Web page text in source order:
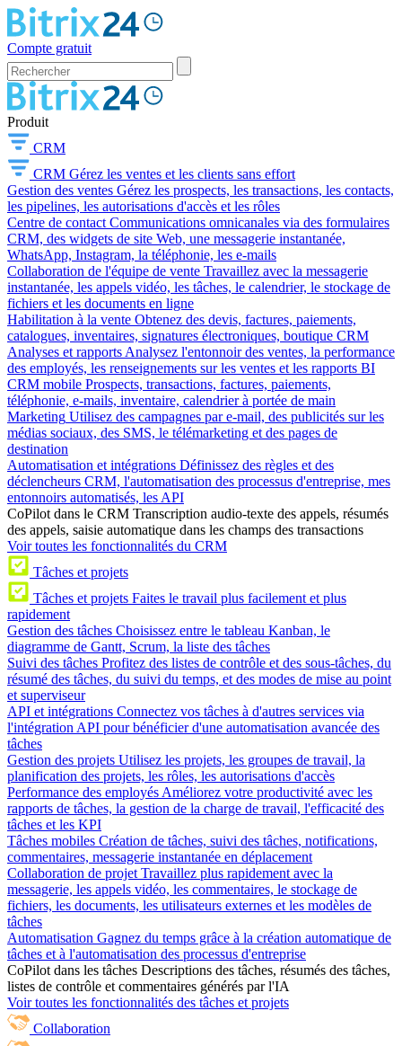
Compte gratuit
Produit
CRM
CRM Gérez les ventes et les clients sans effort
Gestion des ventes Gérez les prospects, les transactions, les contacts,
les pipelines, les autorisations d'accès et les rôles
Centre de contact Communications omnicanales via des formulaires
CRM, des widgets de site Web, une messagerie instantanée,
WhatsApp, Instagram, la téléphonie, les e-mails
Collaboration de l'équipe de vente Travaillez avec la messagerie
instantanée, les appels vidéo, les tâches, le calendrier, le stockage de
fichiers et les documents en ligne
Habilitation à la vente Obtenez des devis, factures, paiements,
catalogues, inventaires, signatures électroniques, boutique CRM
Analyses et rapports Analysez l'entonnoir des ventes, la performance
des employés, les renseignements sur les ventes et les rapports BI
CRM mobile Prospects, transactions, factures, paiements,
téléphonie, e-mails, inventaire, calendrier à portée de main
Marketing Utilisez des campagnes par e-mail, des publicités sur les
médias sociaux, des SMS, le télémarketing et des pages de
destination
Automatisation et intégrations Définissez des règles et des
déclencheurs CRM, l'automatisation des processus d'entreprise, mes
entonnoirs automatisés, les API
CoPilot dans le CRM Transcription audio-texte des appels, résumés
des appels, saisie automatique dans les champs des transactions
Voir toutes les fonctionnalités du CRM
Tâches et projets
Tâches et projets Faites le travail plus facilement et plus
rapidement
Gestion des tâches Choisissez entre le tableau Kanban, le
diagramme de Gantt, Scrum, la liste des tâches
Suivi des tâches Profitez des listes de contrôle et des sous-tâches, du
résumé des tâches, du suivi du temps, et des modes de mise au point
et superviseur
API et intégrations Connectez vos tâches à d'autres services via
l'intégration API pour bénéficier d'une automatisation avancée des
tâches
Gestion des projets Utilisez les projets, les groupes de travail, la
planification des projets, les rôles, les autorisations d'accès
Performance des employés Améliorez votre productivité avec les
rapports de tâches, la gestion de la charge de travail, l'efficacité des
tâches et les KPI
Tâches mobiles Création de tâches, suivi des tâches, notifications,
commentaires, messagerie instantanée en déplacement
Collaboration de projet Travaillez plus rapidement avec la
messagerie, les appels vidéo, les commentaires, le stockage de
fichiers, les documents, les utilisateurs externes et les modèles de
tâches
Automatisation Gagnez du temps grâce à la création automatique de
tâches et à l'automatisation des processus d'entreprise
CoPilot dans les tâches Descriptions des tâches, résumés des tâches,
listes de contrôle et commentaires générés par l'IA
Voir toutes les fonctionnalités des tâches et projets
Collaboration